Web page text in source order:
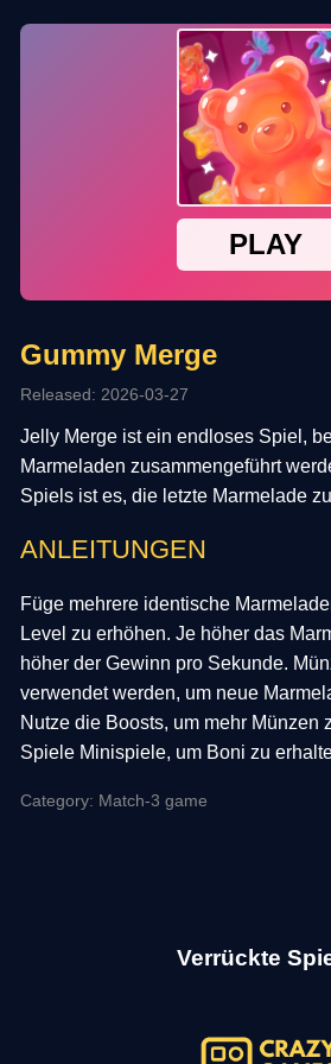
Gummy Merge
Released: 2026-03-27
Jelly Merge ist ein endloses Spiel,
Marmeladen zusammengeführt
Spiels ist es, die letzte Marmelade
ANLEITUNGEN
Füge mehrere identische
Level zu erhöhen. Je höher das
höher der Gewinn pro Sekunde.
verwendet werden, um neue
Nutze die Boosts, um mehr Münzen
Spiele Minispiele, um Boni zu
Category: Match-3 game
Verrückte